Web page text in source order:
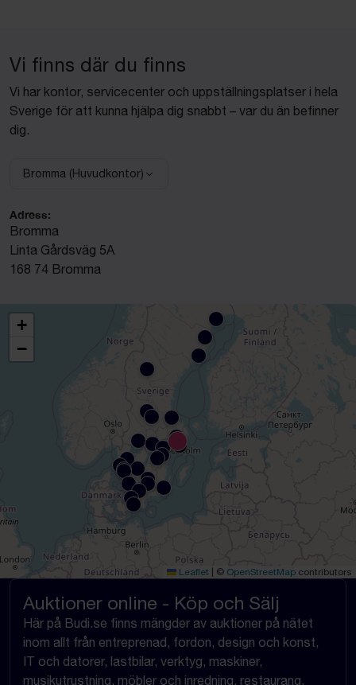
Vi finns där du finns
Vi har kontor, servicecenter och uppställningsplatser i hela
Sverige för att kunna hjälpa dig snabbt – var du än befinner
dig.
Välj anläggning:
Bromma (Huvudkontor)
Adress:
Bromma
Linta Gårdsväg 5A
168 74 Bromma
+
−
Leaflet © OpenStreetMap contributors
Auktioner online - Köp och Sälj
Här på Budi.se finns mängder av auktioner på nätet
inom allt från entreprenad, fordon, design och konst,
IT och datorer, lastbilar, verktyg, maskiner,
musikutrustning, möbler och inredning, restaurang,